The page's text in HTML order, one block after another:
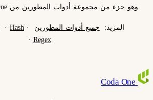
وهو جزء من مجموعة أدوات المطورين من Coda One.
المزيد: جميع أدوات المطورين ·
·Hash
· Regex
Coda One